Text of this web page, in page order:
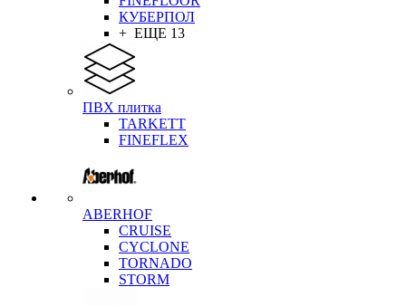
КУБЕРПОЛ
+ ЕЩЕ 13
ПВХ плитка
TARKETT
FINEFLEX
ABERHOF
CRUISE
CYCLONE
TORNADO
STORM